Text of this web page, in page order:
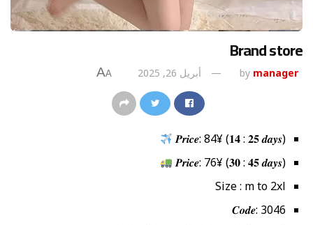
Brand store
by manager أبريل 26, 2025 A
A
𝑷𝒓𝒊𝒄𝒆: 84¥ (𝟏𝟒 : 𝟐𝟓 𝒅𝒂𝒚𝒔)
𝑷𝒓𝒊𝒄𝒆: 76¥ (𝟑𝟎 : 𝟒𝟓 𝒅𝒂𝒚𝒔)
Size : m to 2xl
𝑪𝒐𝒅𝒆: 3046